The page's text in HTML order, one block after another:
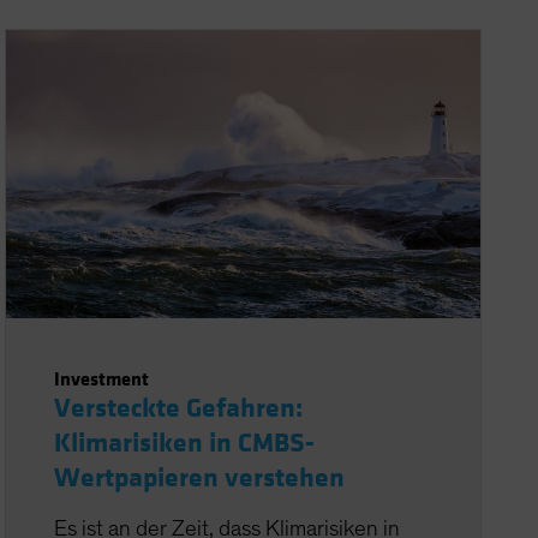
Investment
Versteckte Gefahren:
Klimarisiken in CMBS-
Wertpapieren verstehen
Es ist an der Zeit, dass Klimarisiken in